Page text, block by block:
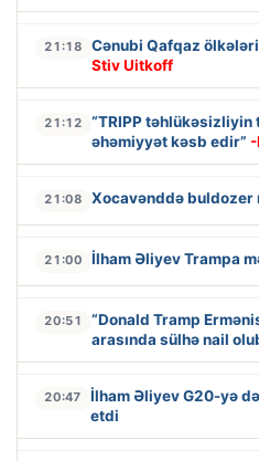
21:18 Cənubi Qafqaz
Stiv Uitkoff
21:12
“TRIPP təhlükəsizliyin
əhəmiyyət kəsb edir”
21:08 Xocavənddə buldozer
21:00 İlham Əliyev Trampa
20:51
“Donald Tramp
arasında sülhə nail
20:47
İlham Əliyev G20-yə
etdi